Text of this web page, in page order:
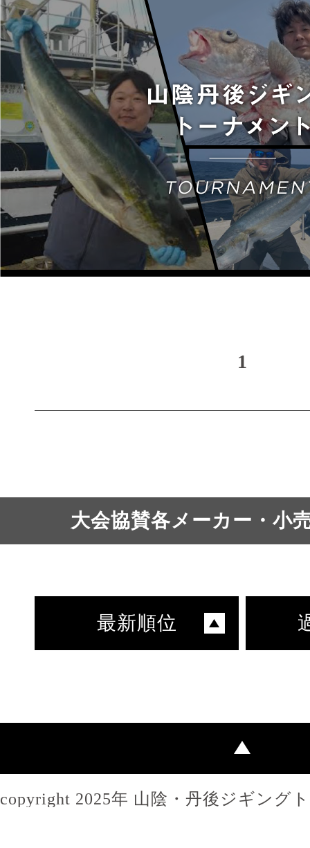
1
大会協賛各メーカー・小
最新順位
copyright 2025年 山陰・丹後ジギング